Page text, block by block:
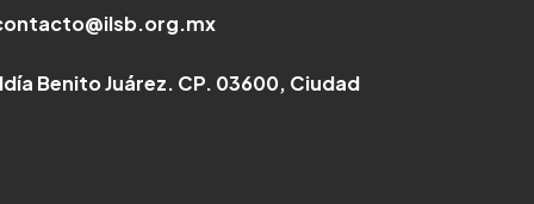
Benito Juárez. CP. 03600, Ciudad